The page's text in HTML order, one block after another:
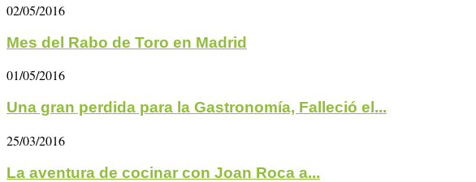
02/05/2016
Mes del Rabo de Toro en Madrid
01/05/2016
Una gran perdida para la Gastronomía, Falleció el...
25/03/2016
La aventura de cocinar con Joan Roca a...